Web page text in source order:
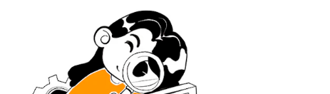
funciona un navegador web?